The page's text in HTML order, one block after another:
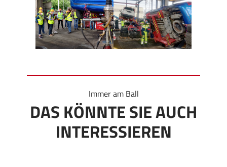
Immer am Ball
DAS KÖNNTE SIE AUCH
INTERESSIEREN